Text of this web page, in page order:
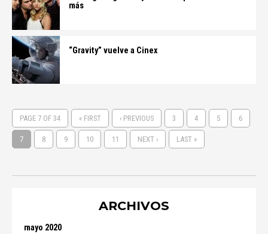
más
“Gravity” vuelve a Cinex
PAGE 7 OF 34 « FIRST ‹ PREVIOUS 3 4 5 6
7 8 9 10 11 NEXT › LAST »
ARCHIVOS
mayo 2020